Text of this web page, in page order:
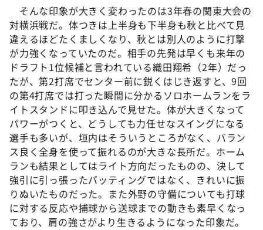
そんな印象が大きく変わったのは3年春の関東大会の
対横浜戦だ。体つきは上半身も下半身も秋と比べて見
違えるほどたくましくなり、秋とは別人のように打撃
が力強くなっていたのだ。相手の先発は早くも来年の
ドラフト1位候補と言われている織田翔希（2年）だっ
たが、第2打席でセンター前に鋭くはじき返すと、9回
の第4打席では打った瞬間に分かるソロホームランをラ
イトスタンドに叩き込んで見せた。体が大きくなって
パワーがつくと、どうしても力任せなスイングになる
選手も多いが、垣内はそういうところがなく、バラン
ス良く全身を使って振れるのが大きな長所だ。ホーム
ランも結果としてはライト方向だったものの、決して
強引に引っ張ったバッティングではなく、きれいに振
りぬいたものだった。また外野の守備についても打球
に対する反応や捕球から送球までの動きも素早くなっ
ており、肩の強さがより生きるようになった印象だ。